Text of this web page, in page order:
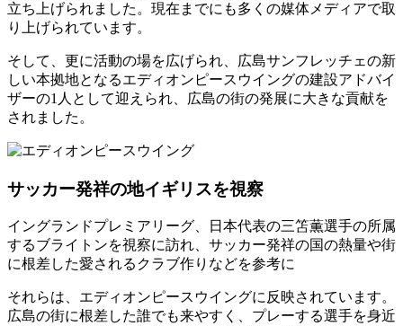
立ち上げられました。現在までにも多くの媒体メディアで取
り上げられています。
そして、更に活動の場を広げられ、広島サンフレッチェの新
しい本拠地となるエディオンピースウイングの建設アドバイ
ザーの1人として迎えられ、広島の街の発展に大きな貢献を
されました。
サッカー発祥の地イギリスを視察
イングランドプレミアリーグ、日本代表の三笘薫選手の所属
するブライトンを視察に訪れ、サッカー発祥の国の熱量や街
に根差した愛されるクラブ作りなどを参考に
それらは、エディオンピースウイングに反映されています。
広島の街に根差した誰でも来やすく、プレーする選手を身近